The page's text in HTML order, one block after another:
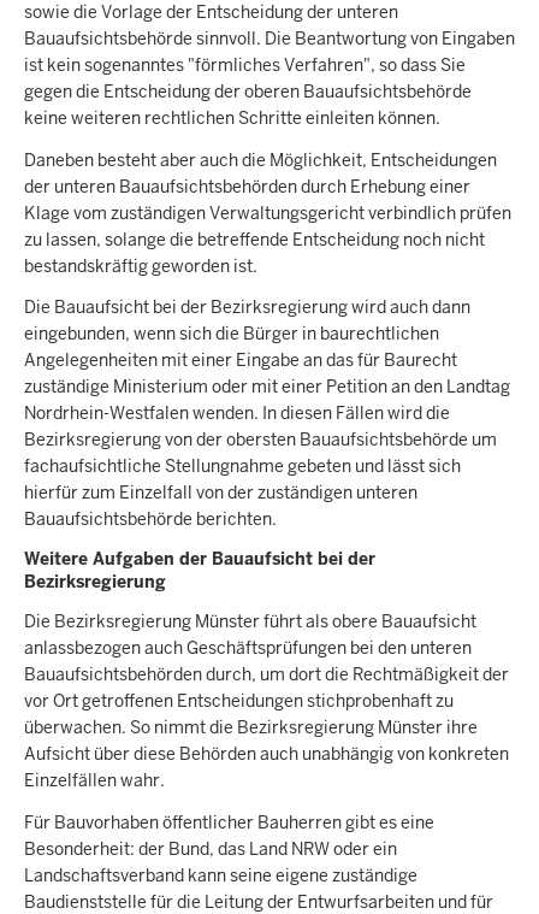
sowie die Vorlage der Entscheidung der unteren
Bauaufsichtsbehörde sinnvoll. Die Beantwortung von Eingaben
ist kein sogenanntes "förmliches Verfahren", so dass Sie
gegen die Entscheidung der oberen Bauaufsichtsbehörde
keine weiteren rechtlichen Schritte einleiten können.
Daneben besteht aber auch die Möglichkeit, Entscheidungen
der unteren Bauaufsichtsbehörden durch Erhebung einer
Klage vom zuständigen Verwaltungsgericht verbindlich prüfen
zu lassen, solange die betreffende Entscheidung noch nicht
bestandskräftig geworden ist.
Die Bauaufsicht bei der Bezirksregierung wird auch dann
eingebunden, wenn sich die Bürger in baurechtlichen
Angelegenheiten mit einer Eingabe an das für Baurecht
zuständige Ministerium oder mit einer Petition an den Landtag
Nordrhein-Westfalen wenden. In diesen Fällen wird die
Bezirksregierung von der obersten Bauaufsichtsbehörde um
fachaufsichtliche Stellungnahme gebeten und lässt sich
hierfür zum Einzelfall von der zuständigen unteren
Bauaufsichtsbehörde berichten.
Weitere Aufgaben der Bauaufsicht bei der
Bezirksregierung
Die Bezirksregierung Münster führt als obere Bauaufsicht
anlassbezogen auch Geschäftsprüfungen bei den unteren
Bauaufsichtsbehörden durch, um dort die Rechtmäßigkeit der
vor Ort getroffenen Entscheidungen stichprobenhaft zu
überwachen. So nimmt die Bezirksregierung Münster ihre
Aufsicht über diese Behörden auch unabhängig von konkreten
Einzelfällen wahr.
Für Bauvorhaben öffentlicher Bauherren gibt es eine
Besonderheit: der Bund, das Land NRW oder ein
Landschaftsverband kann seine eigene zuständige
Baudienststelle für die Leitung der Entwurfsarbeiten und für